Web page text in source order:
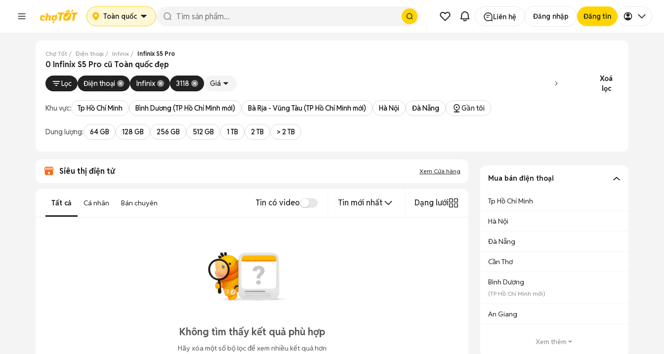
Toàn quốc Liên hệ Đăng nhập Đăng tin
Chợ Tốt Điện thoại Infinix Infinix S5 Pro
0 Infinix S5 Pro cũ Toàn quốc đẹp
Lọc Điện thoại Infinix 3118 Giá
Xoá
lọc
Khu vực: Tp Hồ Chí Minh Bình Dương (TP Hồ Chí Minh mới) Bà Rịa - Vũng Tàu (TP Hồ Chí Minh mới) Hà Nội Đà Nẵng Gần tôi
Dung lượng: 64 GB 128 GB 256 GB 512 GB 1 TB 2 TB > 2 TB
Siêu thị điện tử Xem Cửa hàng
Tất cả Cá nhân Bán chuyên Tin có video Tin mới nhất Dạng lưới
Không tìm thấy kết quả phù hợp
Hãy xóa một số bộ lọc để xem nhiều kết quả hơn
Mua bán điện thoại
Tp Hồ Chí Minh
Hà Nội
Đà Nẵng
Cần Thơ
Bình Dương
(TP Hồ Chí Minh mới)
An Giang
Xem thêm